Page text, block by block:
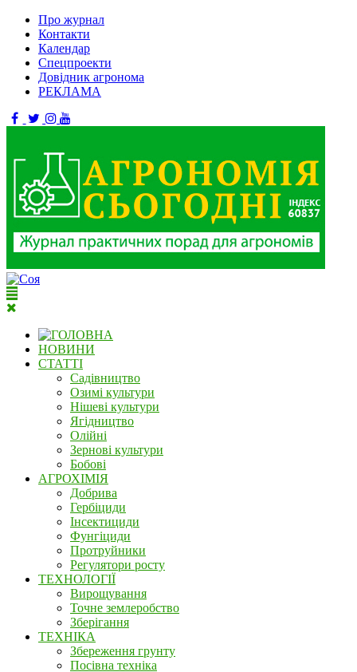
Про журнал
Контакти
Календар
Спецпроекти
Довідник агронома
РЕКЛАМА
НОВИНИ
СТАТТІ
Садівництво
Озимі культури
Нішеві культури
Ягідництво
Олійні
Зернові культури
Бобові
АГРОХІМІЯ
Добрива
Гербіциди
Інсектициди
Фунгіциди
Протруйники
Регулятори росту
ТЕХНОЛОГІЇ
Вирощування
Точне землеробство
Зберігання
ТЕХНІКА
Збереження грунту
Посівна техніка